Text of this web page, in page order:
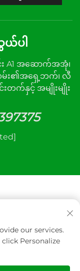
ပါ
A1 အဆောက်အအုံ၊
န်လမ်း၏အရှေ့ဘက်၊ လီ
တက်နှင့် အမျိုးမျိုး
automatic
လုံးအခွင့်အရေးကို
our services.
Personalize